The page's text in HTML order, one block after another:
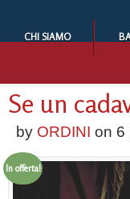
CHI SIAMO
Se un
by ORDINI on 6
In offerta!